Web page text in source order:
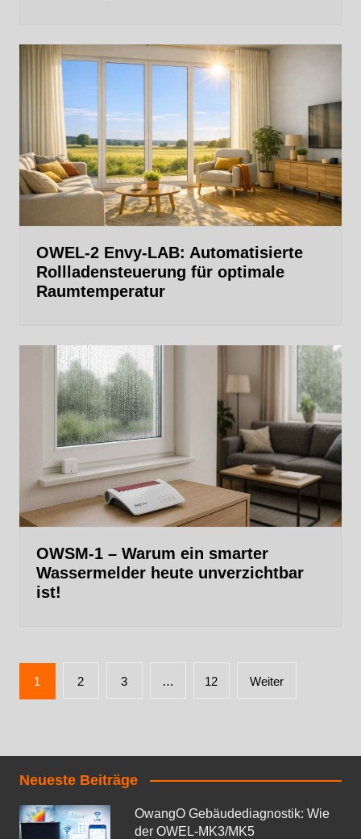
OWEL‑2 Envy‑LAB: Automatisierte
Rollladensteuerung für optimale
Raumtemperatur
OWSM-1 – Warum ein smarter
Wassermelder heute unverzichtbar
ist!
1 2 3 … 12 Weiter
Neueste Beiträge
OwangO Gebäudediagnostik: Wie
der OWEL‑MK3/MK5